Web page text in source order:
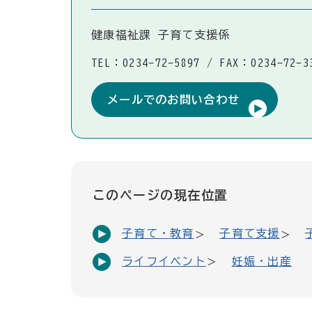
健康福祉課 子育て支援係
TEL：0234-72-5897 / FAX：0234-72-
メールでのお問い合わせ
このページの現在位置
子育て・教育 子育て支援
ライフイベント 妊娠・出産